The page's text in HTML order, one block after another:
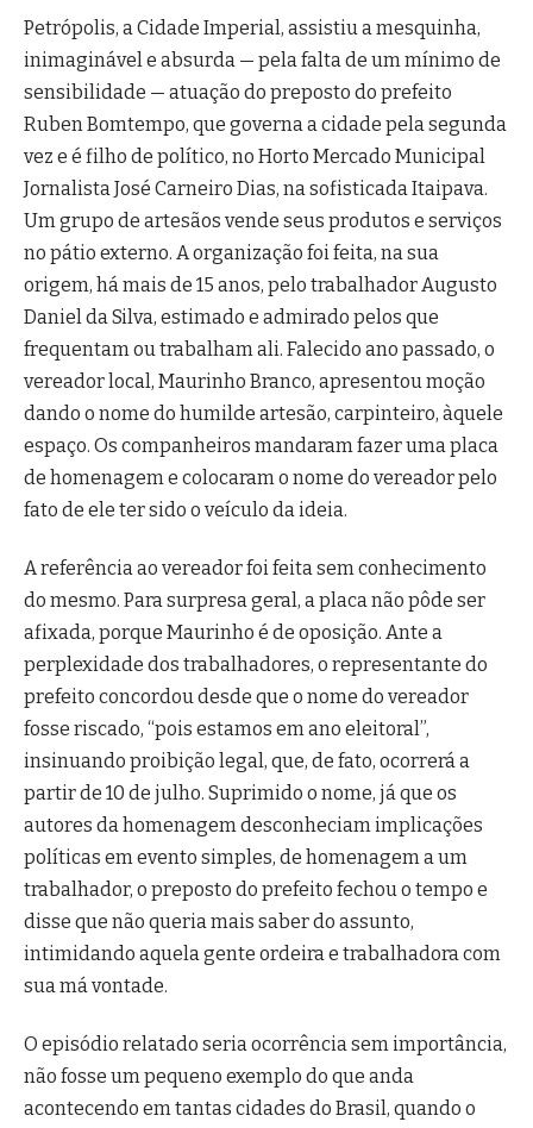
Petrópolis, a Cidade Imperial, assistiu a mesquinha,
inimaginável e absurda — pela falta de um mínimo de
sensibilidade — atuação do preposto do prefeito
Ruben Bomtempo, que governa a cidade pela segunda
vez e é filho de político, no Horto Mercado Municipal
Jornalista José Carneiro Dias, na sofisticada Itaipava.
Um grupo de artesãos vende seus produtos e serviços
no pátio externo. A organização foi feita, na sua
origem, há mais de 15 anos, pelo trabalhador Augusto
Daniel da Silva, estimado e admirado pelos que
frequentam ou trabalham ali. Falecido ano passado, o
vereador local, Maurinho Branco, apresentou moção
dando o nome do humilde artesão, carpinteiro, àquele
espaço. Os companheiros mandaram fazer uma placa
de homenagem e colocaram o nome do vereador pelo
fato de ele ter sido o veículo da ideia.
A referência ao vereador foi feita sem conhecimento
do mesmo. Para surpresa geral, a placa não pôde ser
afixada, porque Maurinho é de oposição. Ante a
perplexidade dos trabalhadores, o representante do
prefeito concordou desde que o nome do vereador
fosse riscado, “pois estamos em ano eleitoral”,
insinuando proibição legal, que, de fato, ocorrerá a
partir de 10 de julho. Suprimido o nome, já que os
autores da homenagem desconheciam implicações
políticas em evento simples, de homenagem a um
trabalhador, o preposto do prefeito fechou o tempo e
disse que não queria mais saber do assunto,
intimidando aquela gente ordeira e trabalhadora com
sua má vontade.
O episódio relatado seria ocorrência sem importância,
não fosse um pequeno exemplo do que anda
acontecendo em tantas cidades do Brasil, quando o